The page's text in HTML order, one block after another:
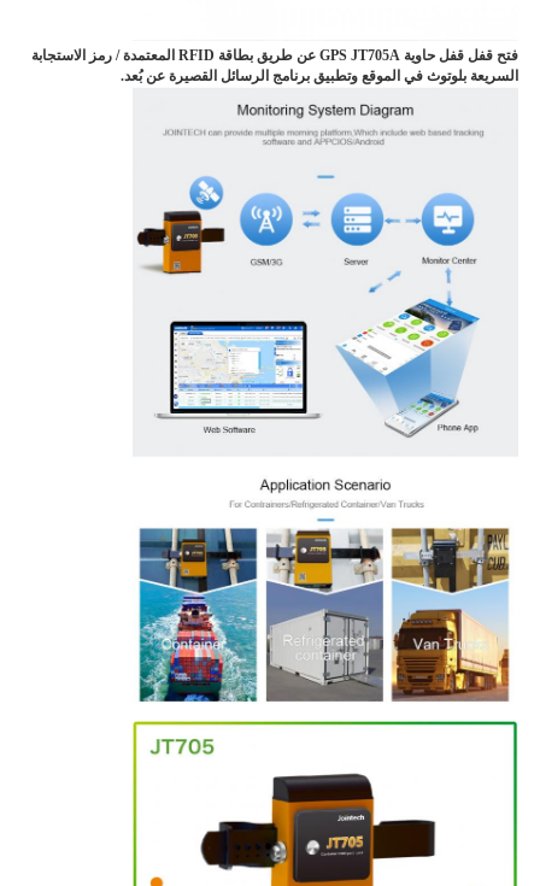
فتح قفل قفل حاوية GPS JT705A عن طريق بطاقة RFID المعتمدة / رمز الاستجابة
السريعة بلوتوث في الموقع وتطبيق برنامج الرسائل القصيرة عن بُعد.